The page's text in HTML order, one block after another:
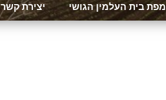
מפת בית העלמין הגושי יצירת קשר